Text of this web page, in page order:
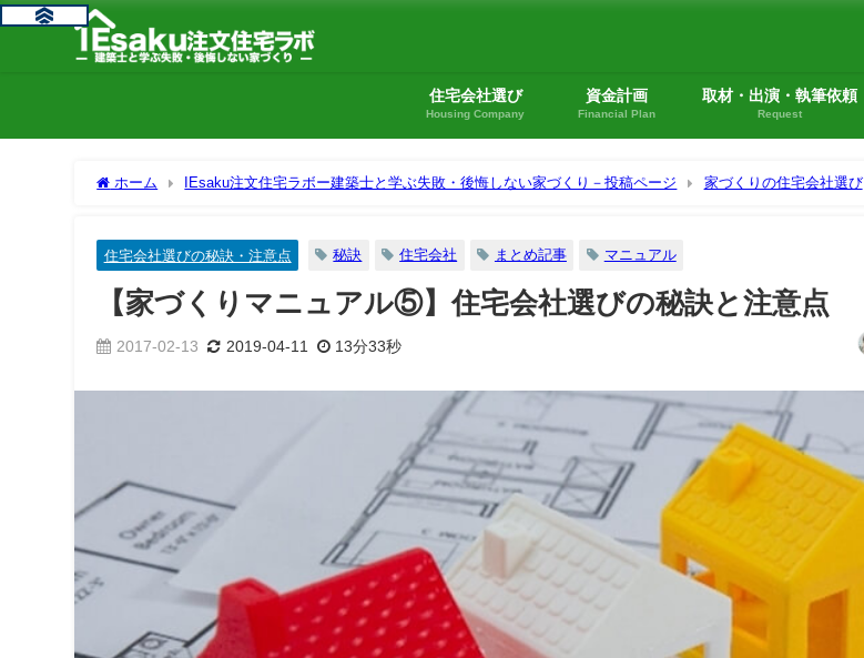
住宅会社選び
Housing Company
資金計画
Financial Plan
取材・出演・執筆依頼
Request
ホーム IEsaku注文住宅ラボー建築士と学ぶ失敗・後悔しない家づくり－投稿ページ 家づくりの住宅会社選び
住宅会社選びの秘訣・注意点 秘訣 住宅会社 まとめ記事 マニュアル
【家づくりマニュアル⑤】住宅会社選びの秘訣と注意点
2017-02-13 2019-04-11 13分33秒